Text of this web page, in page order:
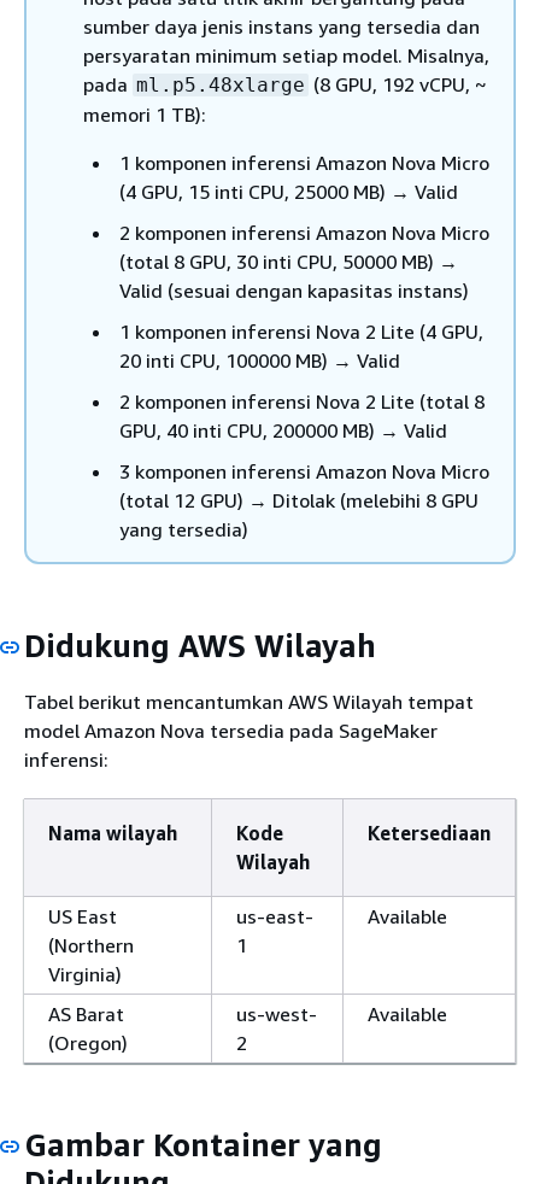
sumber daya jenis instans yang tersedia dan
persyaratan minimum setiap model. Misalnya,
pada ml.p5.48xlarge (8 GPU, 192 vCPU, ~
memori 1 TB):
1 komponen inferensi Amazon Nova Micro
(4 GPU, 15 inti CPU, 25000 MB) → Valid
2 komponen inferensi Amazon Nova Micro
(total 8 GPU, 30 inti CPU, 50000 MB) →
Valid (sesuai dengan kapasitas instans)
1 komponen inferensi Nova 2 Lite (4 GPU,
20 inti CPU, 100000 MB) → Valid
2 komponen inferensi Nova 2 Lite (total 8
GPU, 40 inti CPU, 200000 MB) → Valid
3 komponen inferensi Amazon Nova Micro
(total 12 GPU) → Ditolak (melebihi 8 GPU
yang tersedia)
Didukung AWS Wilayah
Tabel berikut mencantumkan AWS Wilayah tempat
model Amazon Nova tersedia pada SageMaker
inferensi:
Nama wilayah
Kode
Wilayah
Ketersediaan
US East
(Northern
Virginia)
us-east-
1
Available
AS Barat
(Oregon)
us-west-
2
Available
Gambar Kontainer yang